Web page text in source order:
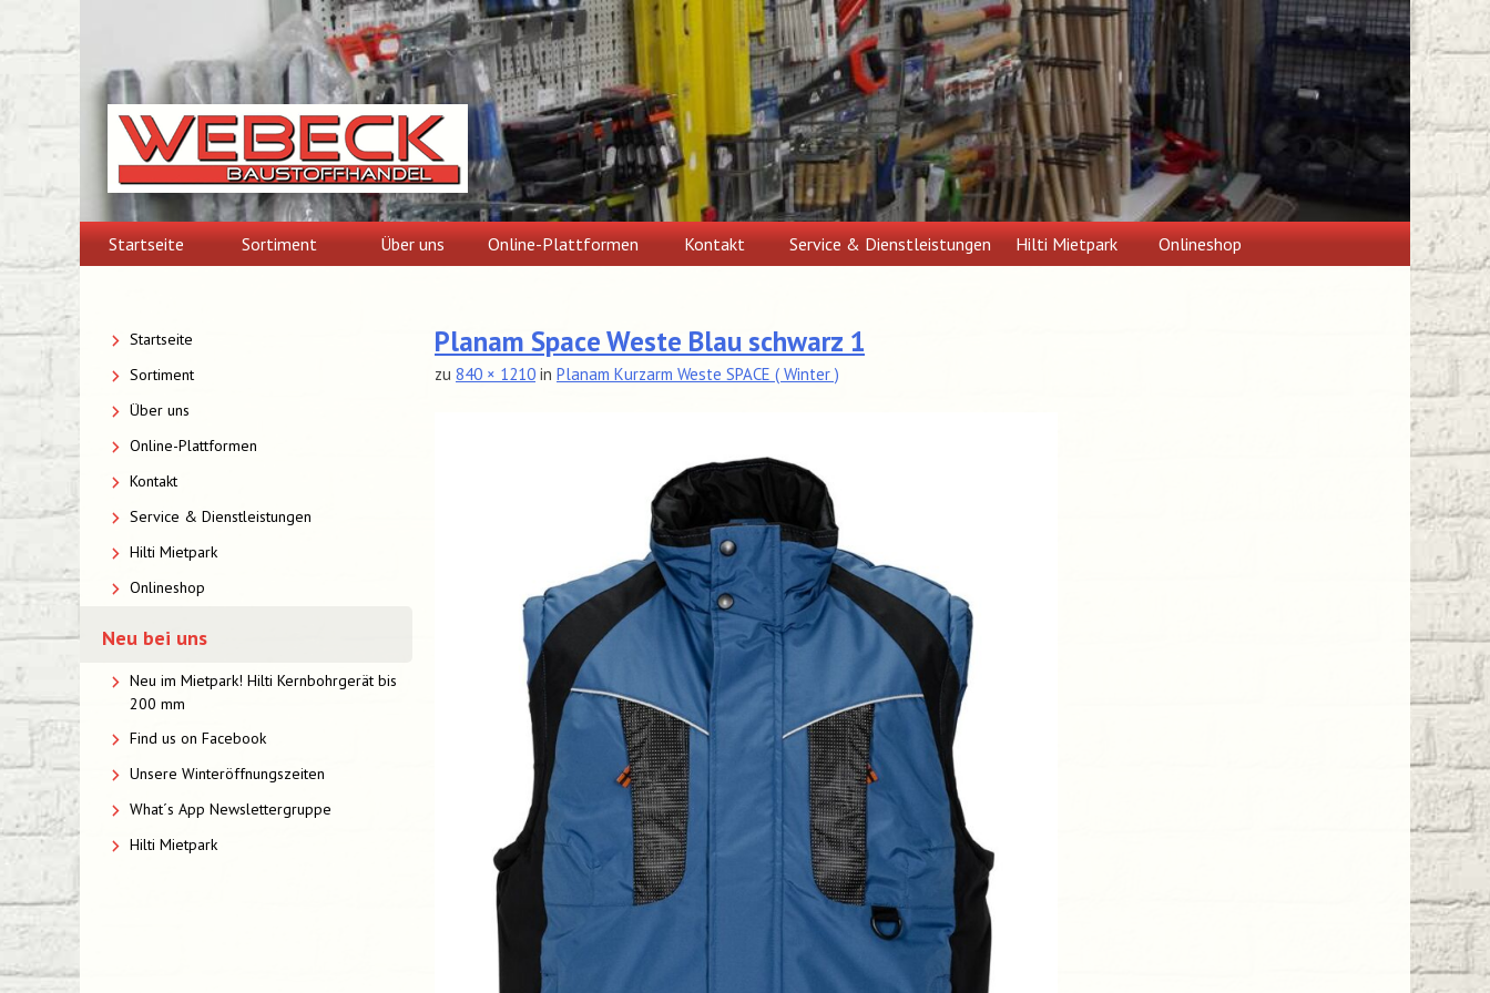
content
Startseite Sortiment Über uns Online-Plattformen Kontakt Service & Dienstleistungen Hilti Mietpark Onlineshop
Planam Space Weste Blau schwarz 1
zu 840 × 1210 in Planam Kurzarm Weste SPACE ( Winter )
Startseite
Sortiment
Über uns
Online-Plattformen
Kontakt
Service & Dienstleistungen
Hilti Mietpark
Onlineshop
Neu bei uns
Neu im Mietpark! Hilti Kernbohrgerät bis
200 mm
Find us on Facebook
Unsere Winteröffnungszeiten
What´s App Newslettergruppe
Hilti Mietpark